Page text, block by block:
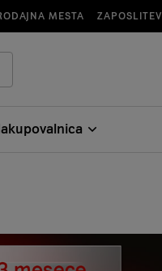
MESTA ZAPOSLITEV